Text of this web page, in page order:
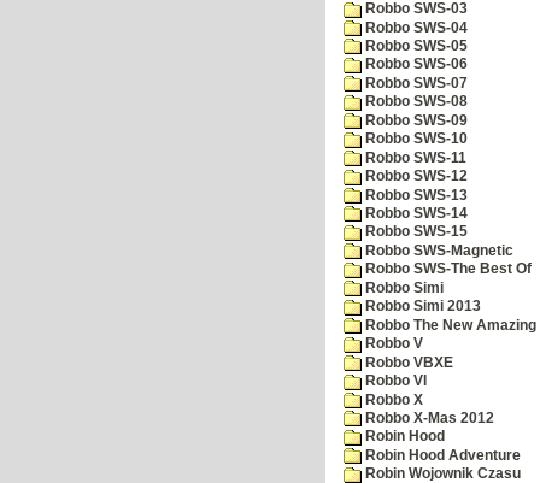
Robbo SWS-03
Robbo SWS-04
Robbo SWS-05
Robbo SWS-06
Robbo SWS-07
Robbo SWS-08
Robbo SWS-09
Robbo SWS-10
Robbo SWS-11
Robbo SWS-12
Robbo SWS-13
Robbo SWS-14
Robbo SWS-15
Robbo SWS-Magnetic
Robbo SWS-The Best Of
Robbo Simi
Robbo Simi 2013
Robbo The New
Robbo V
Robbo VBXE
Robbo VI
Robbo X
Robbo X-Mas 2012
Robin Hood
Robin Hood Adventure
Robin Wojownik Czasu